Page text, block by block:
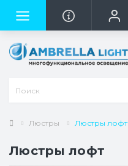
Люстры Люстры лофт
Люстры лофт